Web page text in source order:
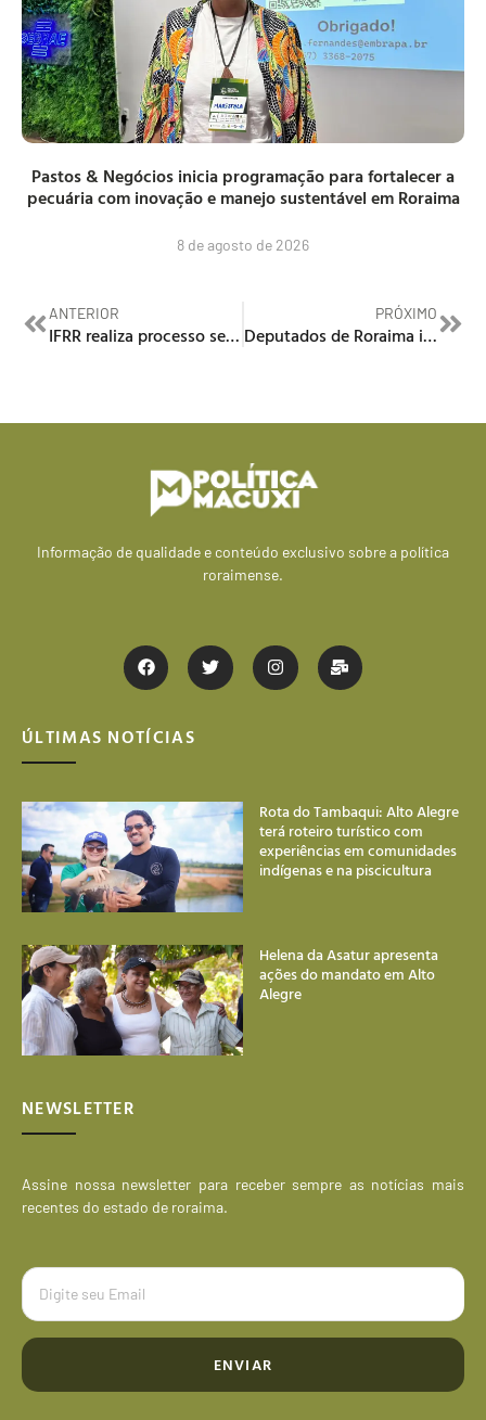
Pastos & Negócios inicia programação para fortalecer a
pecuária com inovação e manejo sustentável em Roraima
8 de agosto de 2026
ANTERIOR
IFRR realiza processo seletivo para contratar professores para atuarem em especialização
PRÓXIMO
Deputados de Roraima investigam crise e denunciam saúde pública
Informação de qualidade e conteúdo exclusivo sobre a política
roraimense.
ÚLTIMAS NOTÍCIAS
Rota do Tambaqui: Alto Alegre
terá roteiro turístico com
experiências em comunidades
indígenas e na piscicultura
Helena da Asatur apresenta
ações do mandato em Alto
Alegre
NEWSLETTER
Assine nossa newsletter para receber sempre as notícias mais
recentes do estado de roraima.
ENVIAR